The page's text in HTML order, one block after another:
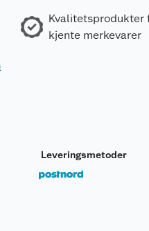
Kvalitetsprodukter
kjente merkevarer
Leveringsmetoder
<Angi opptaksvei